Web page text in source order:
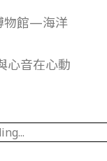
物館—海洋
心音在心動